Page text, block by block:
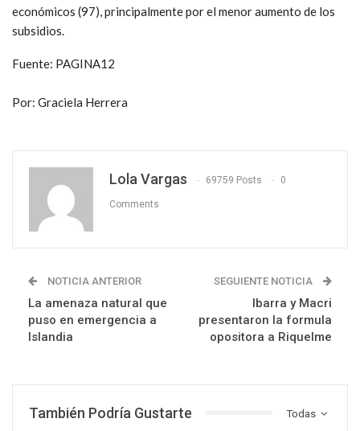
económicos (97), principalmente por el menor aumento de los
subsidios.
Fuente: PAGINA12
Por: Graciela Herrera
Lola Vargas 69759 Posts 0
Comments
NOTICIA ANTERIOR
La amenaza natural que
puso en emergencia a
Islandia
SEGUIENTE NOTICIA
Ibarra y Macri
presentaron la formula
opositora a Riquelme
Todas
También Podría Gustarte